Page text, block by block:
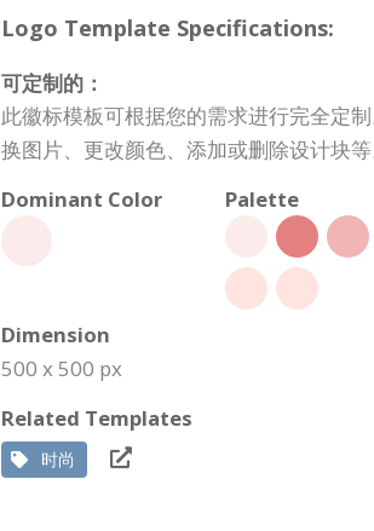
Logo Template Specifications:
可定制的：
此徽标模板可根据您的需求进行完全定
换图片、更改颜色、添加或删除设计块等
Dominant Color
Palette
Dimension
500 x 500 px
Related Templates
时尚